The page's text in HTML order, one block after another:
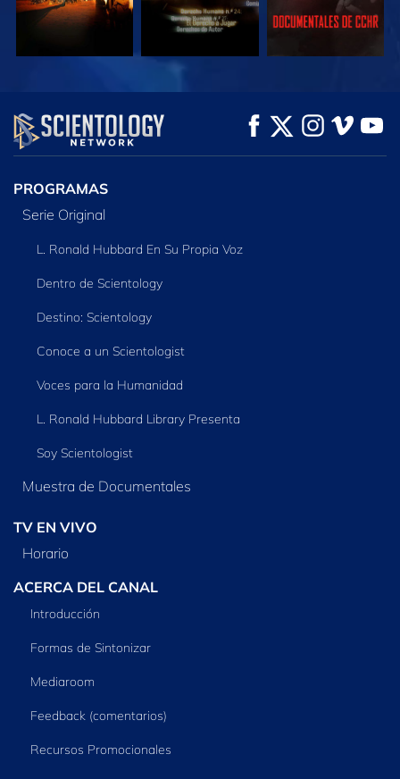
VE
EXPLORA LAS
SERIES
PROGRAMAS
Serie Original
L. Ronald Hubbard En Su Propia Voz
Dentro de Scientology
Destino: Scientology
Conoce a un Scientologist
Voces para la Humanidad
L. Ronald Hubbard Library Presenta
Soy Scientologist
Muestra de Documentales
TV EN VIVO
Horario
ACERCA DEL CANAL
Introducción
Formas de Sintonizar
Mediaroom
Feedback (comentarios)
Recursos Promocionales